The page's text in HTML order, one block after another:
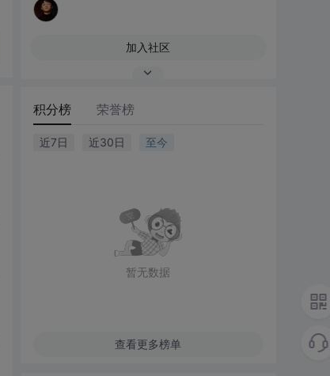
加入社区
积分榜 荣誉榜
近7日 近30日 至今
暂无数据
查看更多榜单